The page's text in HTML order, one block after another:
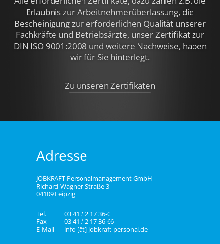
Erlaubnis zur Arbeitnehmerüberlassung, die
Bescheinigung zur erforderlichen Qualität unserer
Fachkräfte und Betriebsärzte, unser Zertifikat zur
DIN ISO 9001:2008 und weitere Nachweise, haben
wir für Sie hinterlegt.
Zu unseren Zertifikaten
Adresse
JOBKRAFT Personalmanagement GmbH
Richard-Wagner-Straße 3
04109 Leipzig
Tel.
03 41 / 2 17 36-0
Fax
03 41 / 2 17 36-66
E-Mail
info [ät] jobkraft-personal.de